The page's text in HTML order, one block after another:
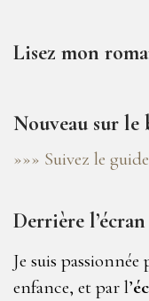
Lisez mon
Nouveau sur le
»»» Suivez le
Derrière l’écran
Je suis passionnée
enfance, et par l’